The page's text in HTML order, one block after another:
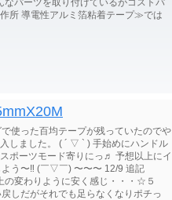
パーツを取り付けているがコストパ
所 導電性アルミ箔粘着テープ≫では
使った百均テープが残っていたのでや
しました。 ( ´ ▽ ` ) 手始めにハンドル
ポーツモード寄りにっ♬ 予想以上にイ
う〜‼︎ (￣▽￣) 〜〜〜 12/9 追記
の変わりように安く感じ・・・☆５
しだがそれでも足らなくなりポチっ